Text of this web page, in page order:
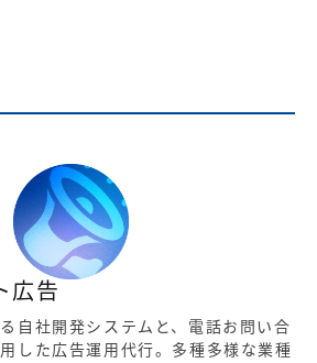
広告
自社開発システムと、電話お問い合
した広告運用代行。多種多様な業種